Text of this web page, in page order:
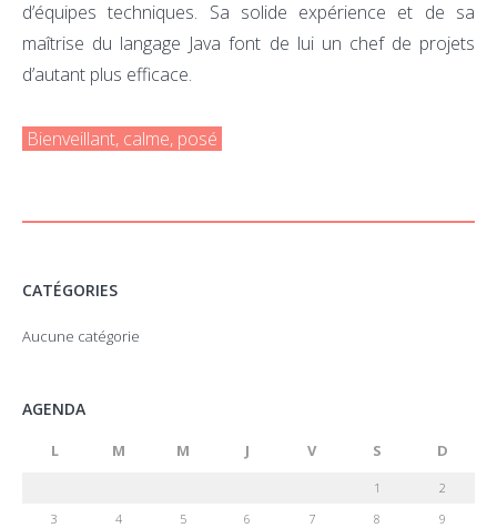
d’équipes techniques. Sa solide expérience et de sa
maîtrise du langage Java font de lui un chef de projets
d’autant plus efficace.
Bienveillant, calme, posé
CATÉGORIES
Aucune catégorie
AGENDA
L M M J V S D
1
2
3
4 5 6 7 8
9